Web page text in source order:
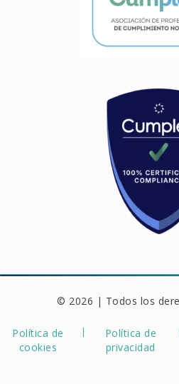
© 2026 | Todos los
Política de
cookies
Política de
privacidad